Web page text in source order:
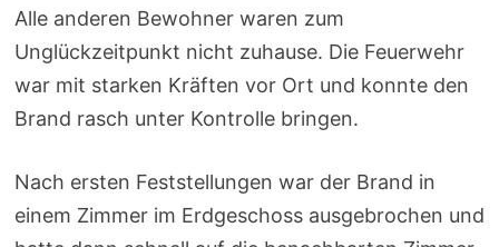
Alle anderen Bewohner waren zum
Unglückzeitpunkt nicht zuhause. Die Feuerwehr
war mit starken Kräften vor Ort und konnte den
Brand rasch unter Kontrolle bringen.
Nach ersten Feststellungen war der Brand in
einem Zimmer im Erdgeschoss ausgebrochen und